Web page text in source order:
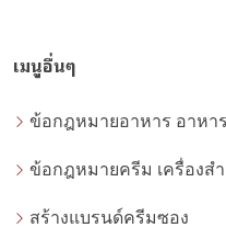
เมนูอื่นๆ
ข้อกฎหมายอาหาร อาหา
ข้อกฎหมายครีม เครื่องสำ
สร้างแบรนด์ครีมซอง